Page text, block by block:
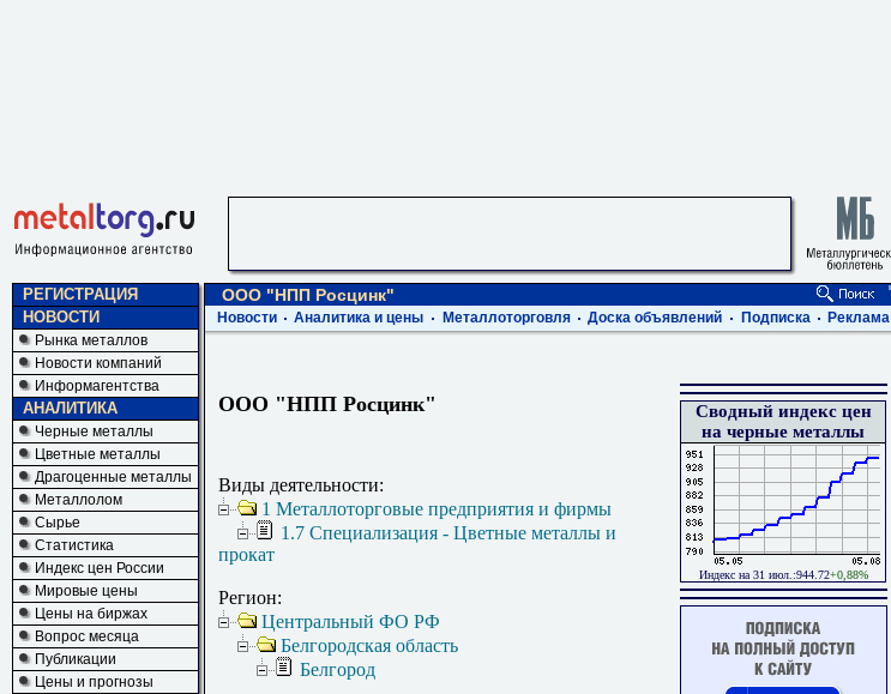
РЕГИСТРАЦИЯ
НОВОСТИ
Рынка металлов
Новости компаний
Информагентства
АНАЛИТИКА
Черные металлы
Цветные металлы
Драгоценные металлы
Металлолом
Сырье
Статистика
Индекс цен России
Мировые цены
Цены на биржах
Вопрос месяца
Публикации
Цены и прогнозы
ООО "НПП Росцинк"
Новости Аналитика и цены Металлоторговля Доска объявлений Подписка Реклама
ООО "НПП Росцинк"
Виды деятельности:
1 Металлоторговые предприятия и фирмы
1.7 Специализация - Цветные металлы и
прокат
Регион:
Центральный ФО РФ
Белгородская область
Белгород
Сводный индекс цен
на черные металлы
Индекс на 31 июл.:944.72+0,88%